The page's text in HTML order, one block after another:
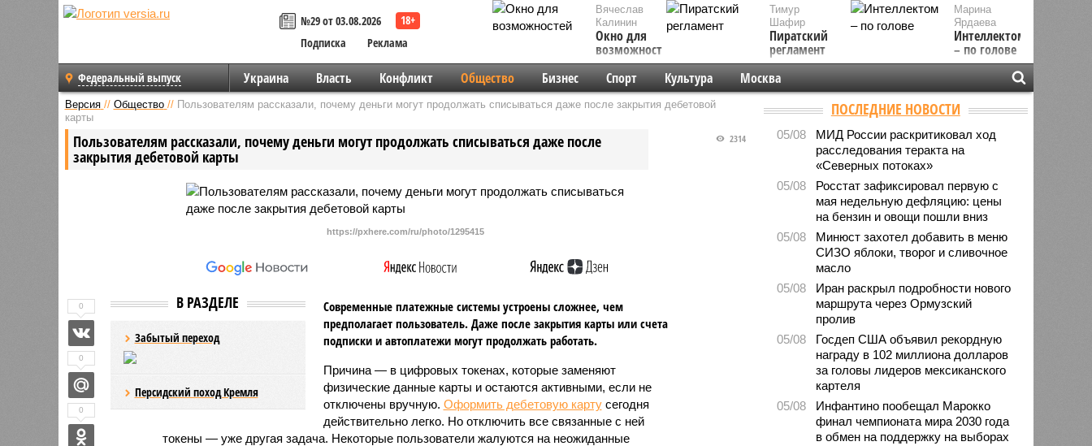
№29 от 03.08.2026
Подписка
Реклама
Вячеслав
Калинин
Окно для
возможностей
Марина
Ярдаева
Интеллектом
– по голове
Тимур
Шафир
Пиратский
регламент
Федеральный выпуск Украина Власть Конфликт Общество Бизнес Спорт Культура Москва
Версия // Общество // Пользователям рассказали, почему деньги могут продолжать списываться даже после закрытия дебетовой
карты
Пользователям рассказали, почему деньги могут продолжать списываться даже после
закрытия дебетовой карты
2314
https://pxhere.com/ru/photo/1295415
В РАЗДЕЛЕ
Забытый переход
Персидский поход Кремля
Современные платежные системы устроены сложнее, чем
предполагает пользователь. Даже после закрытия карты или счета
подписки и автоплатежи могут продолжать работать.
Причина — в цифровых токенах, которые заменяют
физические данные карты и остаются активными, если не
отключены вручную. Оформить дебетовую картусегодня
действительно легко. Но отключить все связанные с ней
токены — уже другая задача. Некоторые пользователи жалуются на неожиданные
0
0
0
ПОСЛЕДНИЕ НОВОСТИ
05/08
МИД России раскритиковал ход
расследования теракта на
«Северных потоках»
05/08
Росстат зафиксировал первую с
мая недельную дефляцию: цены
на бензин и овощи пошли вниз
05/08
Минюст захотел добавить в меню
СИЗО яблоки, творог и сливочное
масло
05/08
Иран раскрыл подробности нового
маршрута через Ормузский
пролив
05/08
Госдеп США объявил рекордную
награду в 102 миллиона долларов
за головы лидеров мексиканского
картеля
05/08
Инфантино пообещал Марокко
финал чемпионата мира 2030 года
в обмен на поддержку на выборах